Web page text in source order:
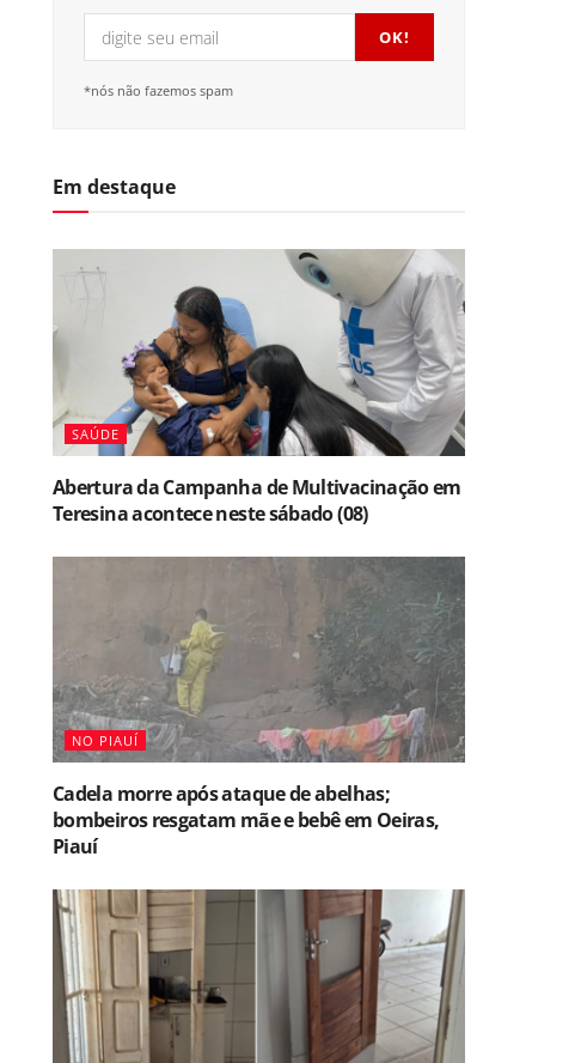
*nós não fazemos spam
Em destaque
SAÚDE
Abertura da Campanha de Multivacinação em
Teresina acontece neste sábado (08)
NO PIAUÍ
Cadela morre após ataque de abelhas;
bombeiros resgatam mãe e bebê em Oeiras,
Piauí